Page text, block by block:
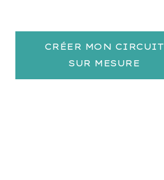
CRÉER MON CIRCUIT
SUR MESURE